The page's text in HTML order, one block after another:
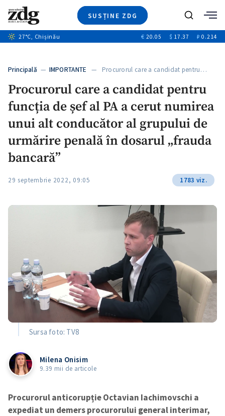
SUSȚINE ZDG
Ştiri
+6
Video
Special
Blog
ZdGust
Caută
27°C, Chișinău € 20.05 $ 17.37 ₽ 0.214
Principală — IMPORTANTE — Procurorul care a candidat pentru…
Procurorul care a candidat pentru
funcția de șef al PA a cerut numirea
unui alt conducător al grupului de
urmărire penală în dosarul „frauda
bancară”
29 septembrie 2022, 09:05 1783 viz.
Sursa foto: TV8
Milena Onisim
9.39 mii de articole
Procurorul anticorupție Octavian Iachimovschi a
expediat un demers procurorului general interimar,